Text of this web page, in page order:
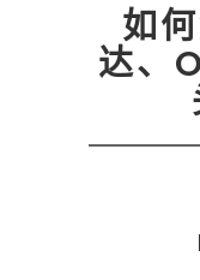
如
达、